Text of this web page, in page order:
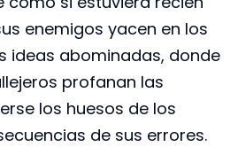
enemigos yacen en los
ideas abominadas, donde
profanan las
los huesos de los
de sus errores.